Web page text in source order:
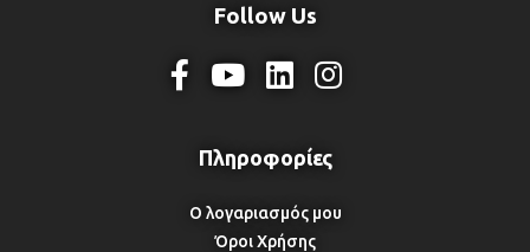
Follow Us
Ο λογαριασμός μου
Όροι Χρήσης